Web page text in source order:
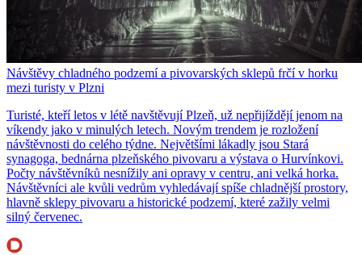
Návštěvy chladného podzemí a pivovarských sklepů frčí v horku
mezi turisty v Plzni
Turisté, kteří letos v létě navštěvují Plzeň, už nepřijíždějí jenom na
víkendy jako v minulých letech. Novým trendem je rozložení
návštěvnosti do celého týdne. Největšími lákadly jsou Stará
synagoga, bednárna plzeňského pivovaru a výstava o Hurvínkovi.
Počty návštěvníků nesnížily ani opravy v centru, ani velká horka.
Návštěvníci ale kvůli vedrům vyhledávají spíše chladnější prostory,
hlavně sklepy pivovaru a historické podzemí, které zažily velmi
silný červenec.